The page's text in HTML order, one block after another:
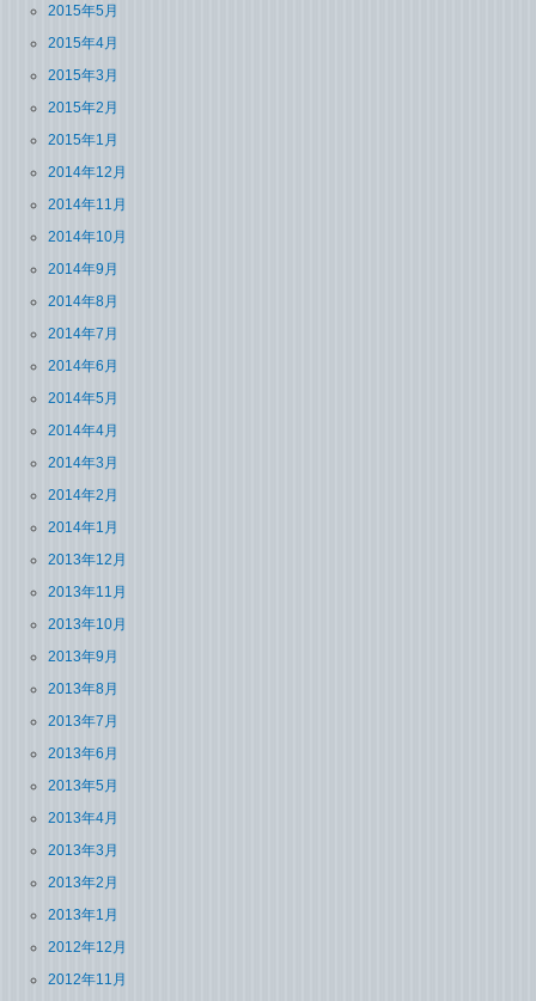
2015年5月
2015年4月
2015年3月
2015年2月
2015年1月
2014年12月
2014年11月
2014年10月
2014年9月
2014年8月
2014年7月
2014年6月
2014年5月
2014年4月
2014年3月
2014年2月
2014年1月
2013年12月
2013年11月
2013年10月
2013年9月
2013年8月
2013年7月
2013年6月
2013年5月
2013年4月
2013年3月
2013年2月
2013年1月
2012年12月
2012年11月